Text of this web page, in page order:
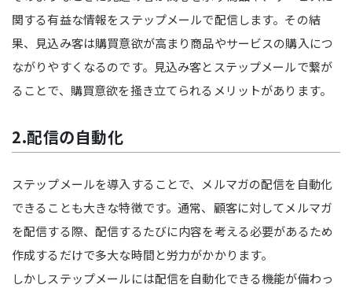
関する有益な情報をステップメールで配信します。その結
果、見込み客は購買意欲が高まり商品やサービスの購入につ
ながりやすくなるのです。見込み客とステップメールで繋が
ることで、購買意欲を掻き立てられるメリットがあります。
2.配信の自動化
ステップメールを導入することで、メルマガの配信を自動化
できることも大きな特徴です。通常、顧客に対してメルマガ
を配信する際、配信するたびに内容を考える必要があるため
作成するだけで多大な時間と労力がかかります。
しかしステップメールには配信を自動化できる機能が備わっ